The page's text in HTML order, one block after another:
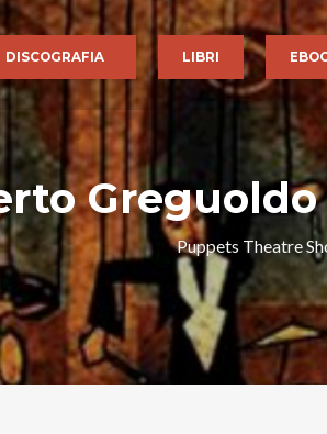
DISCOGRAFIA LIBRI
Puppets Theatre